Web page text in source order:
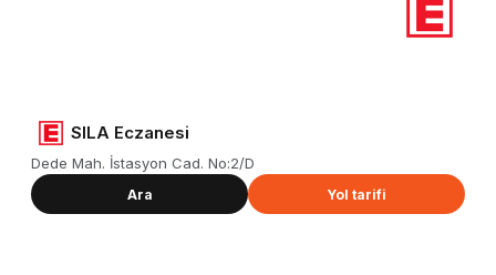
SILA Eczanesi
Dede Mah. İstasyon Cad. No:2/D
Ara Yol tarifi